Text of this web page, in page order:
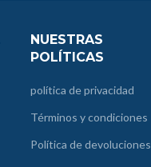
NUESTRAS
POLÍTICAS
política de privacidad
Términos y condiciones
Política de devoluciones